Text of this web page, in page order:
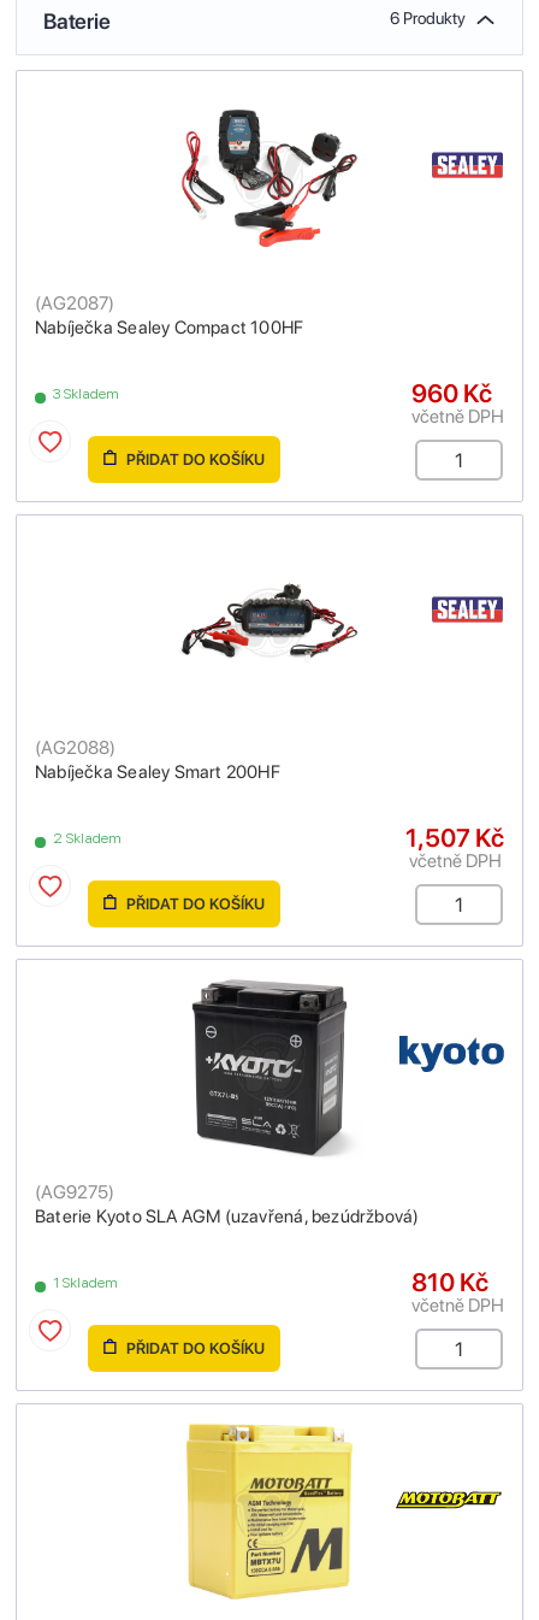
Baterie 6 Produkty
Nabíječka Sealey Compact 100HF
(AG2087)
3 Skladem 960 Kč
včetně DPH
PŘIDAT DO KOŠÍKU
Nabíječka Sealey Smart 200HF
(AG2088)
2 Skladem 1,507 Kč
včetně DPH
PŘIDAT DO KOŠÍKU
Baterie Kyoto SLA AGM (uzavřená, bezúdržbová)
(AG9275)
1 Skladem 810 Kč
včetně DPH
PŘIDAT DO KOŠÍKU